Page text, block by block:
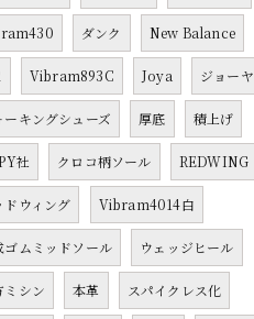
ダンク New Balance
Vibram893C Joya ジョーヤ
ーキングシューズ 厚底 積上げ
社 クロコ柄ソール REDWING
ドウィング Vibram4014白
ゴムミッドソール ウェッジヒール
ミシン 本革 スパイクレス化